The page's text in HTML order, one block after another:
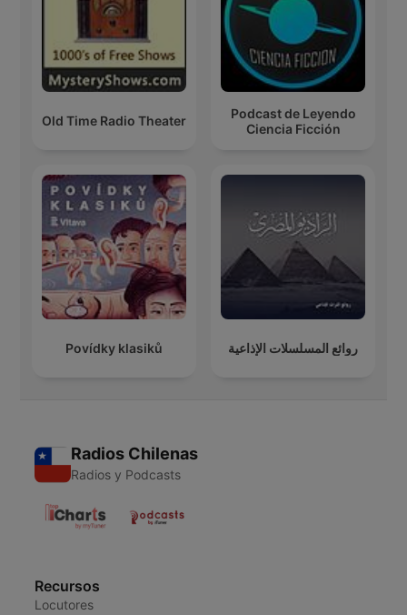
Old Time Radio Theater
Podcast de Leyendo
Ciencia Ficción
Povídky klasiků روائع المسلسلات الإذاعية
Radios Chilenas
Radios y Podcasts
Recursos
Locutores